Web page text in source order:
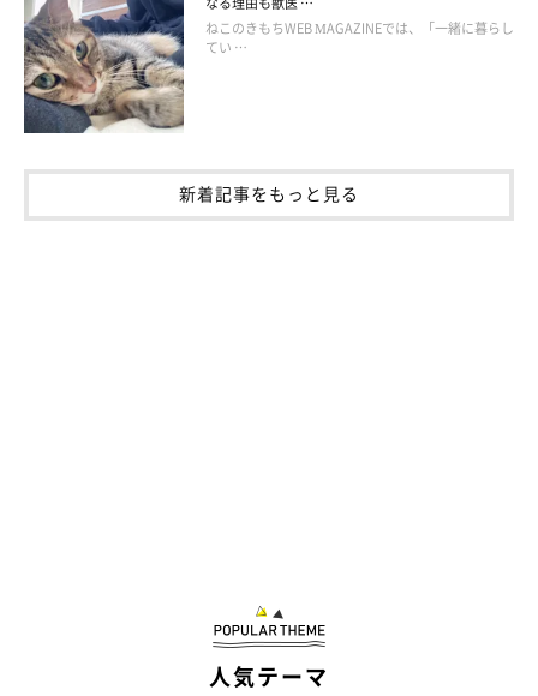
愛猫の様子をみながら、爪切りに慣れさせておきましょう。
（監修：ねこのきもち獣医師相談室 獣医師・岡本りさ先生）
参考／ねこのきもちWEB MAGAZINE『獣医師が答えるQ＆A』
※写真はスマホアプリ「いぬ・ねこのきもち」で投稿されたもの
です。
ねこのきもちWEB MAGAZINEでは、「一緒に暮らし
てい …
新着記事をもっと見る
人気テーマ